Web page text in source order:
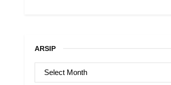
ARSIP
ARSIP